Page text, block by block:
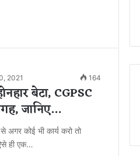
2021 164
बेटा, CGPSC
जानिए…
से अगर कोई भी कार्य करो तो
ही एक…